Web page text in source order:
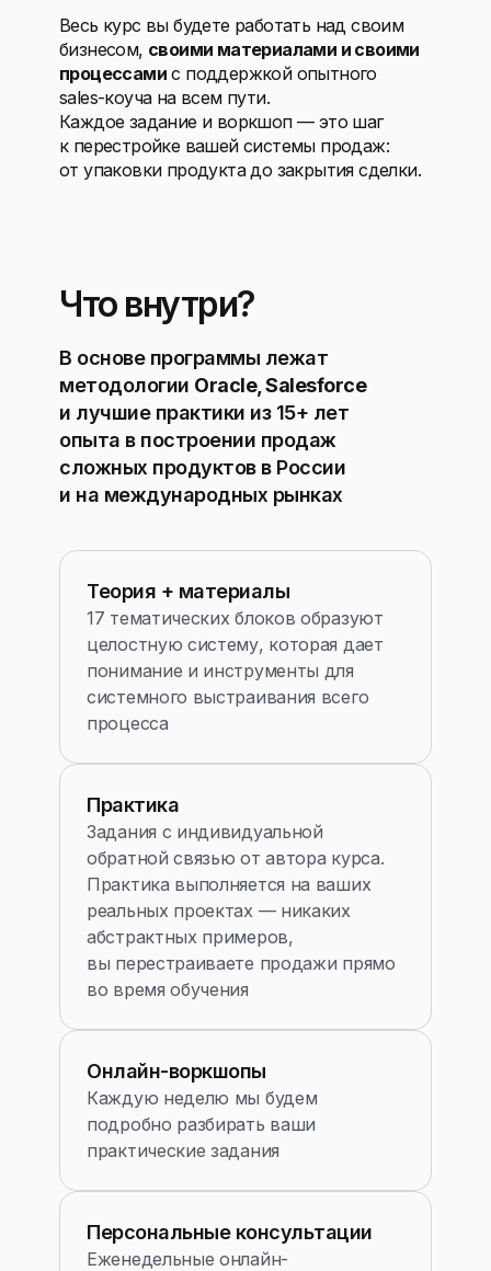
Весь курс вы будете работать над своим
бизнесом, своими материалами и своими
процессами с поддержкой опытного
sales-коуча на всем пути.
Каждое задание и воркшоп — это шаг
к перестройке вашей системы продаж:
от упаковки продукта до закрытия сделки.
Что внутри?
В основе программы лежат
методологии Oracle, Salesforce
и лучшие практики из 15+ лет
опыта в построении продаж
сложных продуктов в России
и на международных рынках
Теория + материалы
17 тематических блоков образуют
целостную систему, которая дает
понимание и инструменты для
системного выстраивания всего
процесса
Практика
Задания с индивидуальной
обратной связью от автора курса.
Практика выполняется на ваших
реальных проектах — никаких
абстрактных примеров,
вы перестраиваете продажи прямо
во время обучения
Онлайн-воркшопы
Каждую неделю мы будем
подробно разбирать ваши
практические задания
Персональные консультации
Еженедельные онлайн-